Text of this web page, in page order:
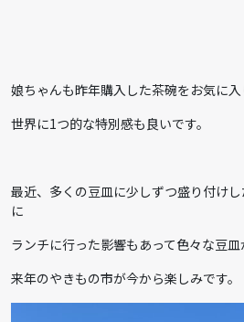
娘ちゃんも昨年購入した茶碗をお気に
世界に1つ的な特別感も良いです。
最近、多くの豆皿に少しずつ盛り付け
に
ランチに行った影響もあって色々な豆
来年のやきもの市が今から楽しみです。